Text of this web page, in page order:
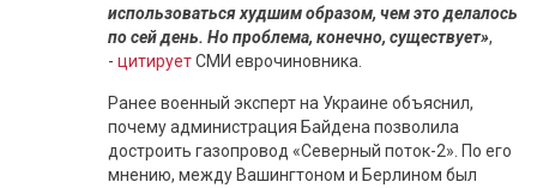
использоваться худшим образом, чем это делалось
по сей день. Но проблема, конечно, существует»,
- цитируетСМИ еврочиновника.
Ранее военный эксперт на Украине объяснил,
почему администрация Байдена позволила
достроить газопровод «Северный поток-2». По его
мнению, между Вашингтоном и Берлином был